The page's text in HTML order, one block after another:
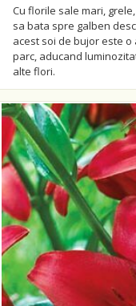
Cu florile sale mari,
sa bata spre galben
acest soi de bujor este
parc, aducand
alte flori.